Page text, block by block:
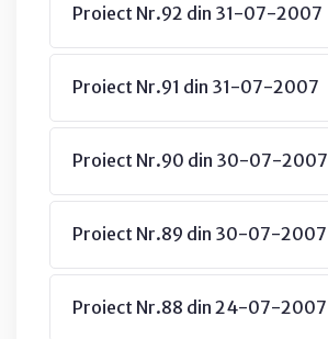
Proiect Nr.92 din 31-07-2007
Proiect Nr.91 din 31-07-2007
Proiect Nr.90 din 30-07-2007
Proiect Nr.89 din 30-07-2007
Proiect Nr.88 din 24-07-2007